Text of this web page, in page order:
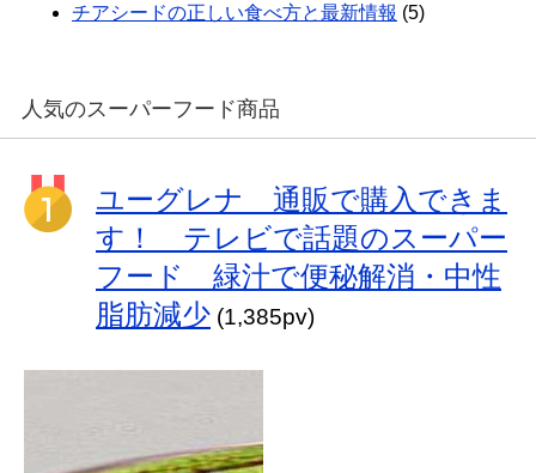
チアシードの正しい食べ方と最新情報 (5)
人気のスーパーフード商品
ユーグレナ 通販で購入できま
す！ テレビで話題のスーパー
フード 緑汁で便秘解消・中性
脂肪減少 (1,385pv)